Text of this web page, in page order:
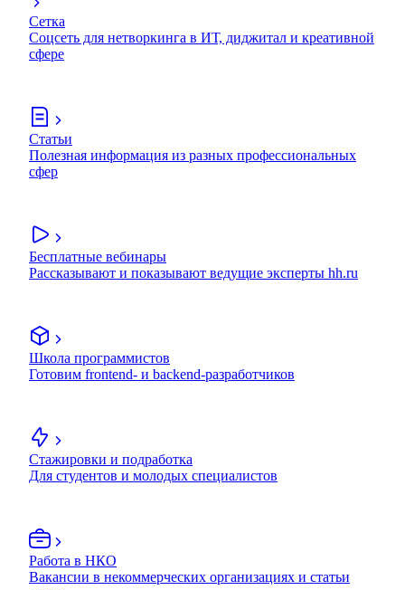
Сетка
Соцсеть для нетворкинга в ИТ, диджитал и креативной
сфере
Статьи
Полезная информация из разных профессиональных
сфер
Бесплатные вебинары
Рассказывают и показывают ведущие эксперты hh.ru
Школа программистов
Готовим frontend- и backend-разработчиков
Стажировки и подработка
Для студентов и молодых специалистов
Работа в НКО
Вакансии в некоммерческих организациях и статьи